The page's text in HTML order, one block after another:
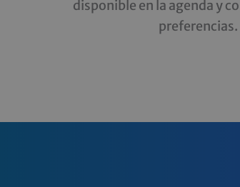
disponible en la agenda y
preferencias.